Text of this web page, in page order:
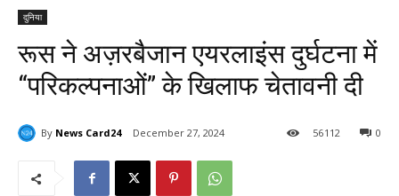
दुनिया
रूस ने अज़रबैजान एयरलाइंस दुर्घटना में
“परिकल्पनाओं” के खिलाफ चेतावनी दी
By News Card24 December 27, 2024 0
56112